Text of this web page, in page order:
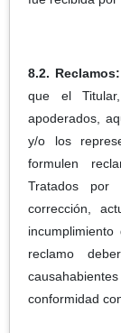
8.2. Reclamos:
que el
apoderados,
y/o los
formulen
Tratados
corrección,
reclamo
conformidad